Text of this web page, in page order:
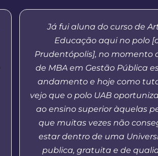
Já fui aluna do curso de
Educação aqui no polo
Prudentópolis], no momento
de MBA em Gestão Pública
andamento e hoje como
vejo que o polo UAB
ao ensino superior àquelas
que muitas vezes não
estar dentro de uma
publica, gratuita e de